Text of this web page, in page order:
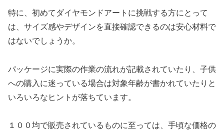
特に、初めてダイヤモンドアートに挑戦する方にとって
は、サイズ感やデザインを直接確認できるのは安心材料で
はないでしょうか。
パッケージに実際の作業の流れが記載されていたり、子供
への購入に迷っている場合は対象年齢が書かれていたりと
いろいろなヒントが落ちています。
１００均で販売されているものに至っては、手頃な価格の